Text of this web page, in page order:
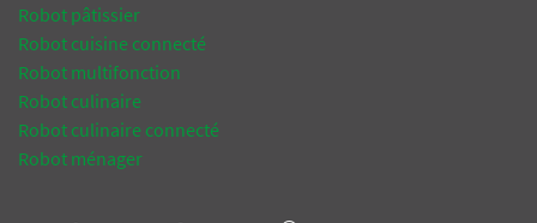
Robot pâtissier
Robot cuisine connecté
Robot multifonction
Robot culinaire
Robot culinaire connecté
Robot ménager